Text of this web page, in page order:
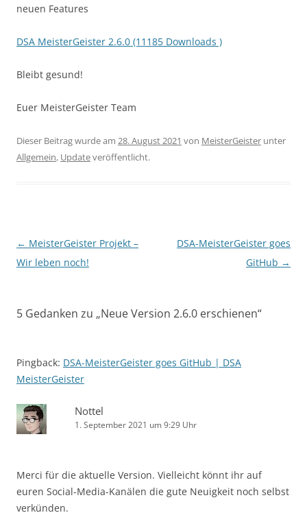
neuen Features
DSA MeisterGeister 2.6.0 (11185 Downloads )
Bleibt gesund!
Euer MeisterGeister Team
Dieser Beitrag wurde am 28. August 2021 von MeisterGeister unter
Allgemein, Updateveröffentlicht.
Beitragsnavigation
← MeisterGeister Projekt –
Wir leben noch!
DSA-MeisterGeister goes
GitHub →
5 Gedanken zu „Neue Version 2.6.0 erschienen“
Pingback: DSA-MeisterGeister goes GitHub | DSA
MeisterGeister
Nottel
1. September 2021 um 9:29 Uhr
Merci für die aktuelle Version. Vielleicht könnt ihr auf
euren Social-Media-Kanälen die gute Neuigkeit noch selbst
verkünden.